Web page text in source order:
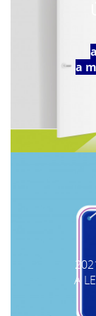
a
A